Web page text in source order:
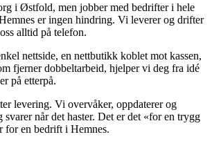
i Østfold, men jobber med bedrifter i hele
er ingen hindring. Vi leverer og drifter
alltid på telefon.
nettside, en nettbutikk koblet mot kassen,
fjerner dobbeltarbeid, hjelper vi deg fra idé
på etterpå.
levering. Vi overvåker, oppdaterer og
svarer når det haster. Det er det «for en trygg
for en bedrift i Hemnes.